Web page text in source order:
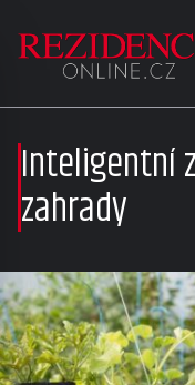
Inteligentní
zahrady